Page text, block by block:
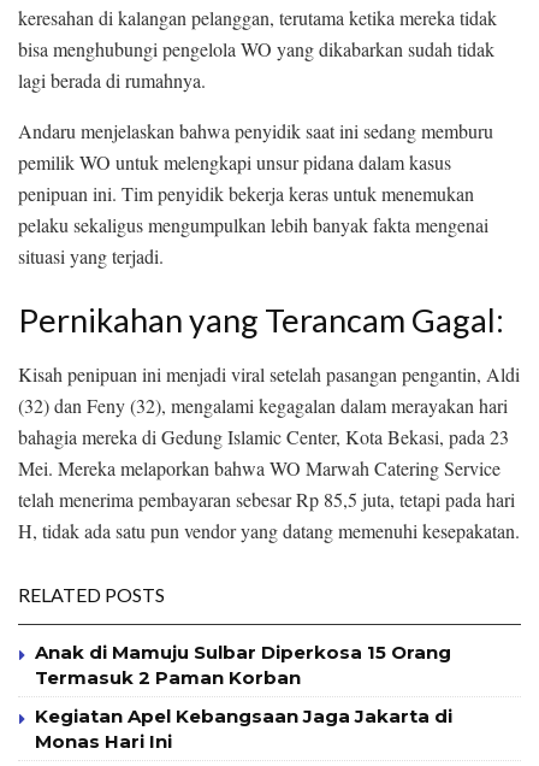
keresahan di kalangan pelanggan, terutama ketika mereka tidak
bisa menghubungi pengelola WO yang dikabarkan sudah tidak
lagi berada di rumahnya.
Andaru menjelaskan bahwa penyidik saat ini sedang memburu
pemilik WO untuk melengkapi unsur pidana dalam kasus
penipuan ini. Tim penyidik bekerja keras untuk menemukan
pelaku sekaligus mengumpulkan lebih banyak fakta mengenai
situasi yang terjadi.
Pernikahan yang Terancam Gagal:
Kisah penipuan ini menjadi viral setelah pasangan pengantin, Aldi
(32) dan Feny (32), mengalami kegagalan dalam merayakan hari
bahagia mereka di Gedung Islamic Center, Kota Bekasi, pada 23
Mei. Mereka melaporkan bahwa WO Marwah Catering Service
telah menerima pembayaran sebesar Rp 85,5 juta, tetapi pada hari
H, tidak ada satu pun vendor yang datang memenuhi kesepakatan.
RELATED POSTS
Anak di Mamuju Sulbar Diperkosa 15 Orang
Termasuk 2 Paman Korban
Kegiatan Apel Kebangsaan Jaga Jakarta di
Monas Hari Ini